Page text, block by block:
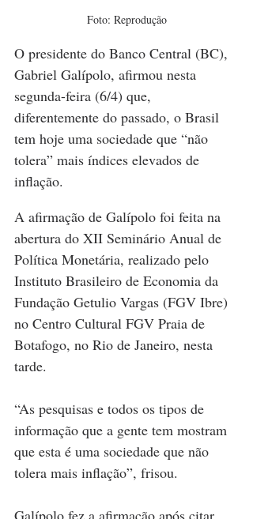
Foto: Reprodução
O presidente do Banco Central (BC),
Gabriel Galípolo, afirmou nesta
segunda-feira (6/4) que,
diferentemente do passado, o Brasil
tem hoje uma sociedade que “não
tolera” mais índices elevados de
inflação.
A afirmação de Galípolo foi feita na
abertura do XII Seminário Anual de
Política Monetária, realizado pelo
Instituto Brasileiro de Economia da
Fundação Getulio Vargas (FGV Ibre)
no Centro Cultural FGV Praia de
Botafogo, no Rio de Janeiro, nesta
tarde.
“As pesquisas e todos os tipos de
informação que a gente tem mostram
que esta é uma sociedade que não
tolera mais inflação”, frisou.
Galípolo fez a afirmação após citar